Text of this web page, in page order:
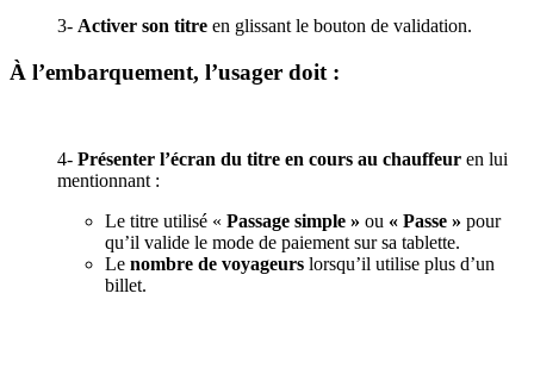
3- Activer son titre en glissant le bouton de validation.
À l’embarquement, l’usager doit :
4- Présenter l’écran du titre en cours au chauffeur en lui
mentionnant :
Le titre utilisé « Passage simple » ou « Passe » pour
qu’il valide le mode de paiement sur sa tablette.
Le nombre de voyageurs lorsqu’il utilise plus d’un
billet.